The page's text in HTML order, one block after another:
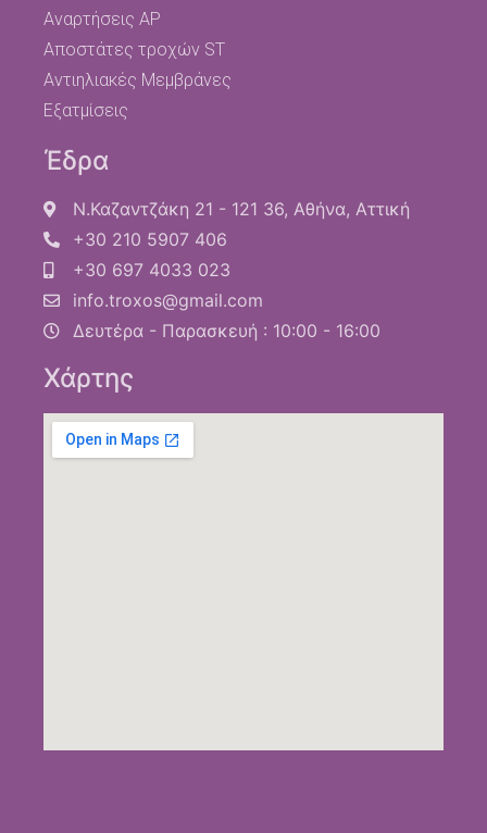
Αναρτήσεις AP
Αποστάτες τροχών ST
Αντιηλιακές Μεμβράνες
Εξατμίσεις
Έδρα
Ν.Καζαντζάκη 21 - 121 36, Αθήνα, Αττική
+30 210 5907 406
+30 697 4033 023
info.troxos@gmail.com
Δευτέρα - Παρασκευή : 10:00 - 16:00
Χάρτης